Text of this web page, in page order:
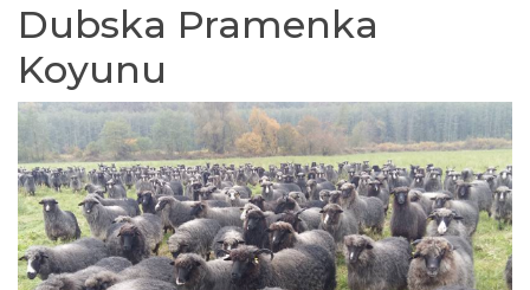
Dubska Pramenka
Koyunu